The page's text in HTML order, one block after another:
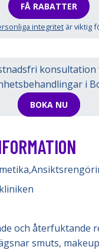
FÅ RABATTER
integritet är viktig
i
BOKA NU
,
och återfuktande
smuts,